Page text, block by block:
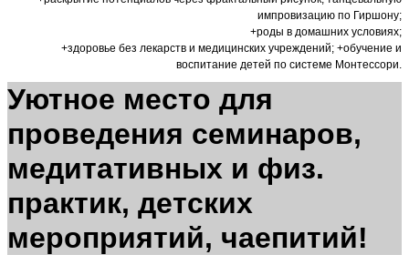
импровизацию по Гиршону;
+роды в домашних условиях;
+здоровье без лекарств и медицинских учреждений; +обучение и
воспитание детей по системе Монтессори.
Уютное место для
проведения семинаров,
медитативных и физ.
практик, детских
мероприятий, чаепитий!